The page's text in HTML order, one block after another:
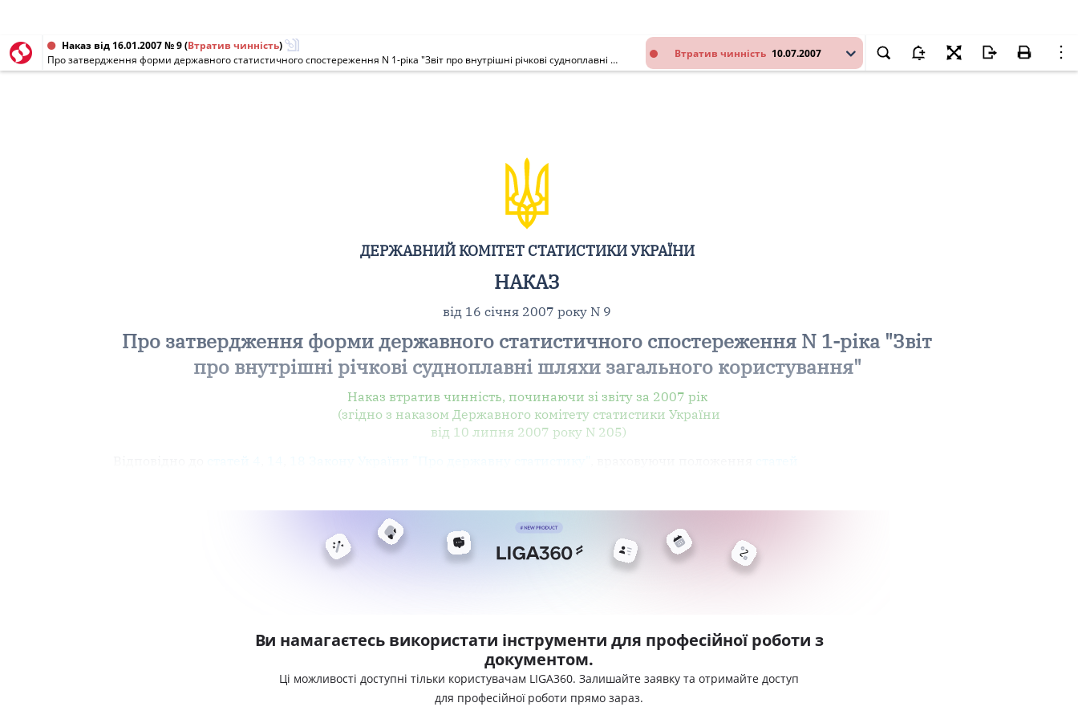
Втратив чинність 10.07.2007
Наказ від 16.01.2007 № 9(Втратив чинність)
Про затвердження форми державного статистичного спостереження N 1-ріка "Звіт про внутрішні річкові судноплавні шляхи загального користування"
ДЕРЖАВНИЙ КОМІТЕТ СТАТИСТИКИ УКРАЇНИ
НАКАЗ
від 16 січня 2007 року N 9
Про затвердження форми державного статистичного спостереження N 1-ріка "Звіт
про внутрішні річкові судноплавні шляхи загального користування"
Наказ втратив чинність, починаючи зі звіту за 2007 рік
(згідно з наказом Державного комітету статистики України
від 10 липня 2007 року N 205)
Ви намагаєтесь використати інструменти для професійної роботи з
документом.
Ці можливості доступні тільки користувачам LIGA360. Залишайте заявку та отримайте доступ
для професійної роботи прямо зараз.